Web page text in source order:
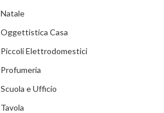
Natale
Oggettistica Casa
Piccoli Elettrodomestici
Profumeria
Scuola e Ufficio
Tavola